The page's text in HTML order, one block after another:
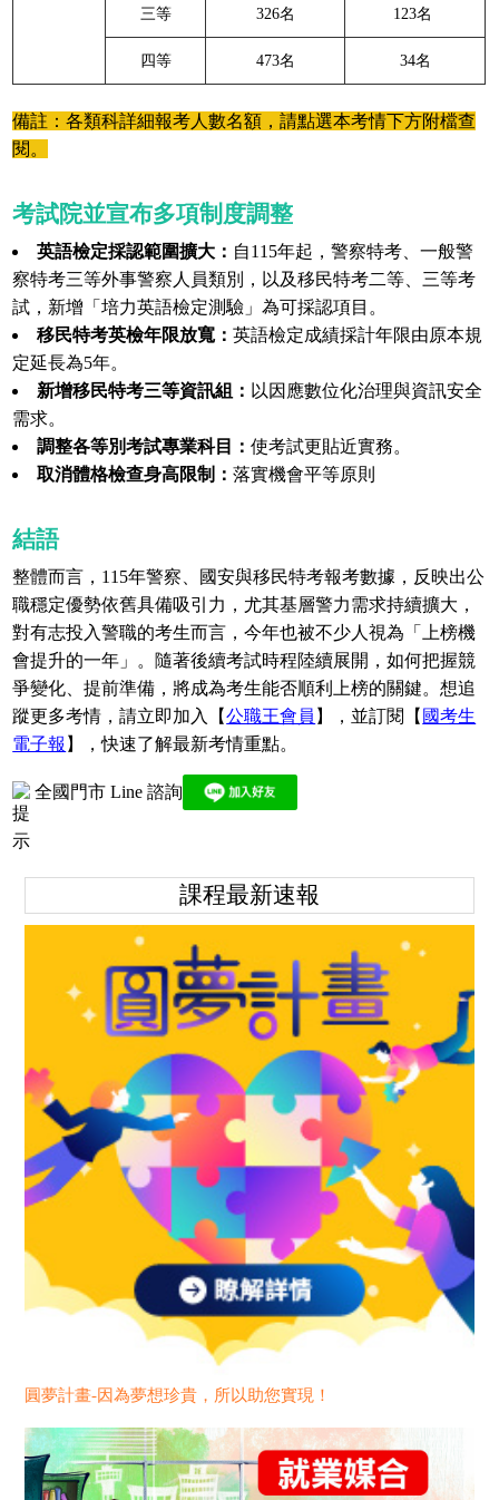
課程最新速報
圓夢計畫-因為夢想珍貴，所以助您實現！
三等 326名 123名
四等 473名 34名
備註：各類科詳細報考人數名額，請點選本考情下方附檔查
閱。
考試院並宣布多項制度調整
英語檢定採認範圍擴大： 自115年起，警察特考、一般警
察特考三等外事警察人員類別，以及移民特考二等、三等考
試，新增「培力英語檢定測驗」為可採認項目。
移民特考英檢年限放寬：英語檢定成績採計年限由原本規
定延長為5年。
新增移民特考三等資訊組： 以因應數位化治理與資訊安全
需求。
調整各等別考試專業科目：使考試更貼近實務。
取消體格檢查身高限制：落實機會平等原則
結語
整體而言，115年警察、國安與移民特考報考數據，反映出公
職穩定優勢依舊具備吸引力，尤其基層警力需求持續擴大，
對有志投入警職的考生而言，今年也被不少人視為「上榜機
會提升的一年」。隨著後續考試時程陸續展開，如何把握競
爭變化、提前準備，將成為考生能否順利上榜的關鍵。想追
蹤更多考情，請立即加入【公職王會員 】，並訂閱【 國考生
電子報 】，快速了解最新考情重點。
全國門市 Line 諮詢